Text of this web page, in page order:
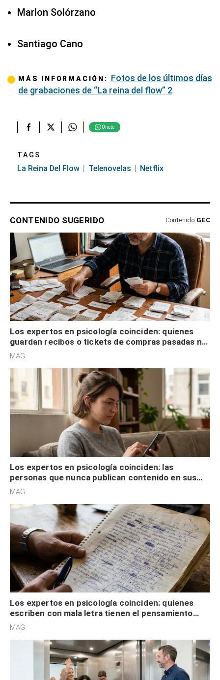
Marlon Solórzano
Santiago Cano
MÁS INFORMACIÓN:
Fotos de los últimos días
de grabaciones de “La reina del flow” 2
Únete
TAGS
La Reina Del Flow Telenovelas Netflix
CONTENIDO SUGERIDO Contenido GEC
Los expertos en psicología coinciden: quienes
guardan recibos o tickets de compras pasadas no
son acumuladores, sino que tienen necesidad de
MAG.
Los expertos en psicología coinciden: las
personas que nunca publican contenido en sus
redes sociales no pretenden buscar validación
MAG.
Los expertos en psicología coinciden: quienes
escriben con mala letra tienen el pensamiento
acelerado y no lo hacen por desinterés
MAG.